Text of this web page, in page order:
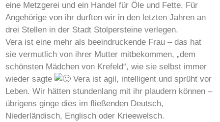
eine Metzgerei und ein Handel für Öle und Fette. Für
Angehörige von ihr durften wir in den letzten Jahren an
drei Stellen in der Stadt Stolpersteine verlegen.
Vera ist eine mehr als beeindruckende Frau – das hat
sie vermutlich von ihrer Mutter mitbekommen, „dem
schönsten Mädchen von Krefeld“, wie sie selbst immer
wieder sagte
Vera ist agil, intelligent und sprüht vor
Leben. Wir hätten stundenlang mit ihr plaudern können –
übrigens ginge dies im fließenden Deutsch,
Niederländisch, Englisch oder Krieewelsch.